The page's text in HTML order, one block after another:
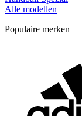
Alle modellen
Populaire merken